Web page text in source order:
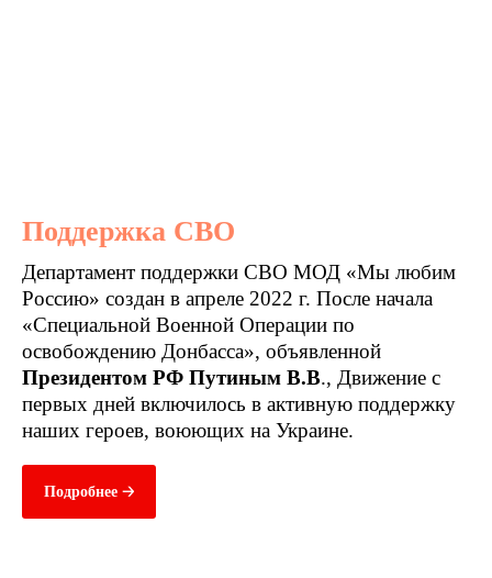
Поддержка СВО
Департамент поддержки СВО МОД «Мы любим
Россию» создан в апреле 2022 г. После начала
«Специальной Военной Операции по
освобождению Донбасса», объявленной
Президентом РФ Путиным В.В., Движение с
первых дней включилось в активную поддержку
наших героев, воюющих на Украине.
Подробнее 🡢